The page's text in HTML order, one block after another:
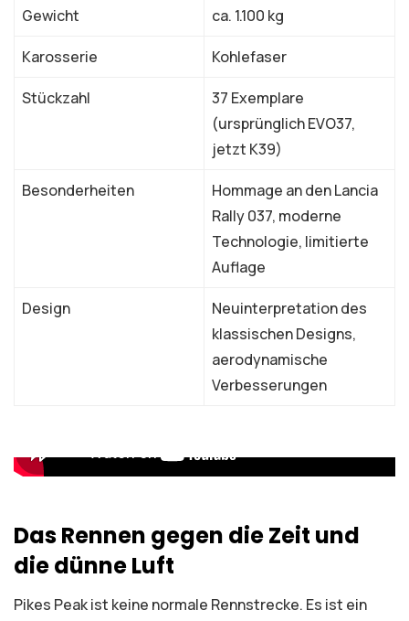
Gewicht ca. 1.100 kg
Karosserie Kohlefaser
Stückzahl
37 Exemplare
(ursprünglich EVO37,
jetzt K39)
Besonderheiten
Hommage an den Lancia
Rally 037, moderne
Technologie, limitierte
Auflage
Design
Neuinterpretation des
klassischen Designs,
aerodynamische
Verbesserungen
Das Rennen gegen die Zeit und
die dünne Luft
Pikes Peak ist keine normale Rennstrecke. Es ist ein